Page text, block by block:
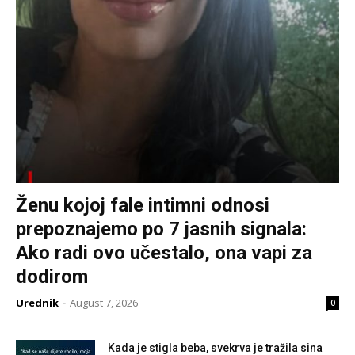
Ženu kojoj fale intimni odnosi
prepoznajemo po 7 jasnih signala:
Ako radi ovo učestalo, ona vapi za
dodirom
Urednik - August 7, 2026 0
Kada je stigla beba, svekrva je tražila sina